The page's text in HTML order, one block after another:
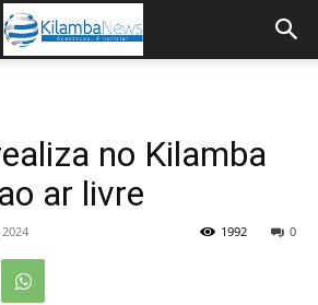
no Kilamba
ar livre
0
1992